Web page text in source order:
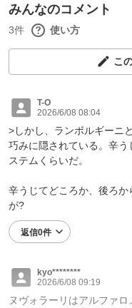
みんなのコメント
3件 使い方
こ
T-O
2026/6/08 08:04
>しかし、ランボルギーニ
巧みに隠されている。辛
ステムくらいだ。
辛うじてどころか、後ろ
が?
返信0件
kyo********
2026/6/08 09:19
ヌヴォラーリはアルファ